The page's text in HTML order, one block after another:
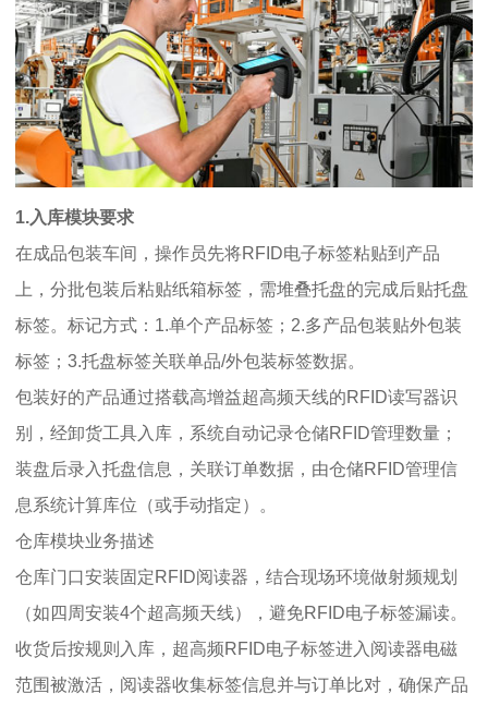
1.入库模块要求
在成品包装车间，操作员先将RFID电子标签粘贴到产品
上，分批包装后粘贴纸箱标签，需堆叠托盘的完成后贴托盘
标签。标记方式：1.单个产品标签；2.多产品包装贴外包装
标签；3.托盘标签关联单品/外包装标签数据。
包装好的产品通过搭载高增益超高频天线的RFID读写器识
别，经卸货工具入库，系统自动记录仓储RFID管理数量；
装盘后录入托盘信息，关联订单数据，由仓储RFID管理信
息系统计算库位（或手动指定）。
仓库模块业务描述
仓库门口安装固定RFID阅读器，结合现场环境做射频规划
（如四周安装4个超高频天线），避免RFID电子标签漏读。
收货后按规则入库，超高频RFID电子标签进入阅读器电磁
范围被激活，阅读器收集标签信息并与订单比对，确保产品